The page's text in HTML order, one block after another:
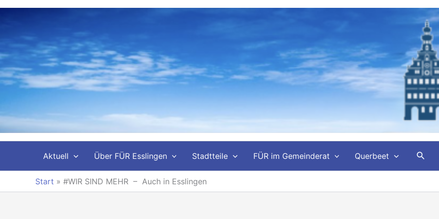
Zum
Aktuell Über FÜR Esslingen Stadtteile FÜR im Gemeinderat Querbeet
Start » #WIR SIND MEHR – Auch in Esslingen